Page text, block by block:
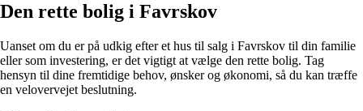
Den rette bolig i Favrskov
Uanset om du er på udkig efter et hus til salg i Favrskov til din familie
eller som investering, er det vigtigt at vælge den rette bolig. Tag
hensyn til dine fremtidige behov, ønsker og økonomi, så du kan træffe
en velovervejet beslutning.